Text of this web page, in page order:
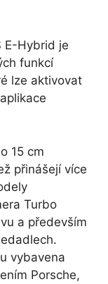
E-Hybrid je
funkcí
lze aktivovat
15 cm
přinášejí více
Turbo
a především
vybavena
Porsche,